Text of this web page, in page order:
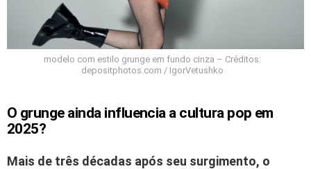
modelo com estilo grunge em fundo cinza – Créditos:
depositphotos.com / IgorVetushko
O grunge ainda influencia a cultura pop em
2025?
Mais de três décadas após seu surgimento, o